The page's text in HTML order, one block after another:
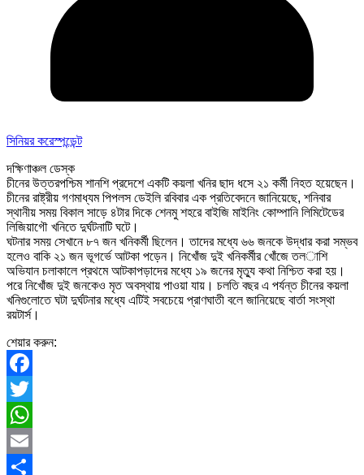
সিনিয়র করেস্পন্ডেন্ট
দক্ষিণাঞ্চল ডেস্ক
চীনের উত্তরপশ্চিম শানশি প্রদেশে একটি কয়লা খনির ছাদ ধসে ২১ কর্মী নিহত হয়েছেন।
চীনের রাষ্ট্রীয় গণমাধ্যম পিপলস ডেইলি রবিবার এক প্রতিবেদনে জানিয়েছে, শনিবার
স্থানীয় সময় বিকাল সাড়ে ৪টার দিকে শেনমু শহরে বাইজি মাইনিং কোম্পানি লিমিটেডের
লিজিয়াগৌ খনিতে দুর্ঘটনাটি ঘটে।
ঘটনার সময় সেখানে ৮৭ জন খনিকর্মী ছিলেন। তাদের মধ্যে ৬৬ জনকে উদ্ধার করা সম্ভব
হলেও বাকি ২১ জন ভূগর্ভে আটকা পড়েন। নিখোঁজ দুই খনিকর্মীর খোঁজে তল­াশি
অভিযান চলাকালে প্রথমে আটকাপড়াদের মধ্যে ১৯ জনের মৃত্যু কথা নিশ্চিত করা হয়।
পরে নিখোঁজ দুই জনকেও মৃত অবস্থায় পাওয়া যায়। চলতি বছর এ পর্যন্ত চীনের কয়লা
খনিগুলোতে ঘটা দুর্ঘটনার মধ্যে এটিই সবচেয়ে প্রাণঘাতী বলে জানিয়েছে বার্তা সংস্থা
রয়টার্স।
শেয়ার করুন:
Facebook
Twitter
WhatsApp
Email